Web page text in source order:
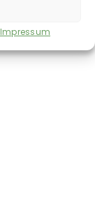
Impressum